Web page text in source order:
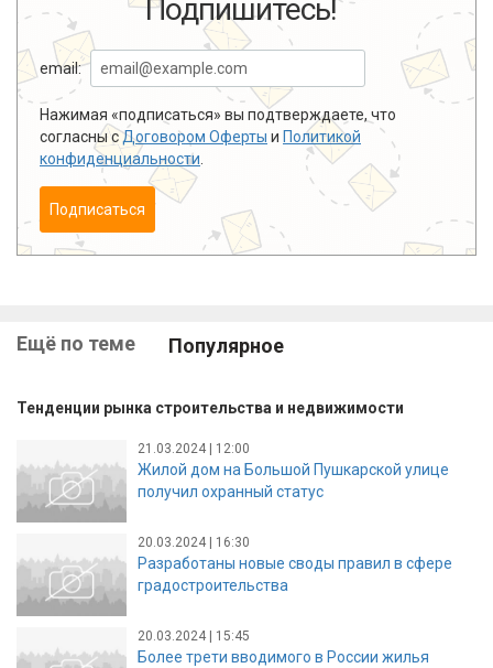
Подпишитесь!
email:
Нажимая «подписаться» вы подтверждаете, что
согласны сДоговором Оферты и Политикой
конфиденциальности
Подписаться
Ещё по теме Популярное
Тенденции рынка строительства и недвижимости
21.03.2024 | 12:00
Жилой дом на Большой Пушкарской улице
получил охранный статус
20.03.2024 | 16:30
Разработаны новые своды правил в сфере
градостроительства
20.03.2024 | 15:45
Более трети вводимого в России жилья